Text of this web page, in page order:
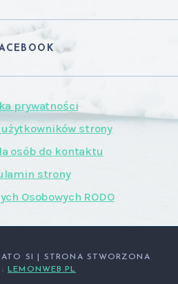
prywatności
użytkowników strony
osób do kontaktu
strony
Osobowych RODO
SI
| STRONA STWORZONA
LEMONWEB.PL